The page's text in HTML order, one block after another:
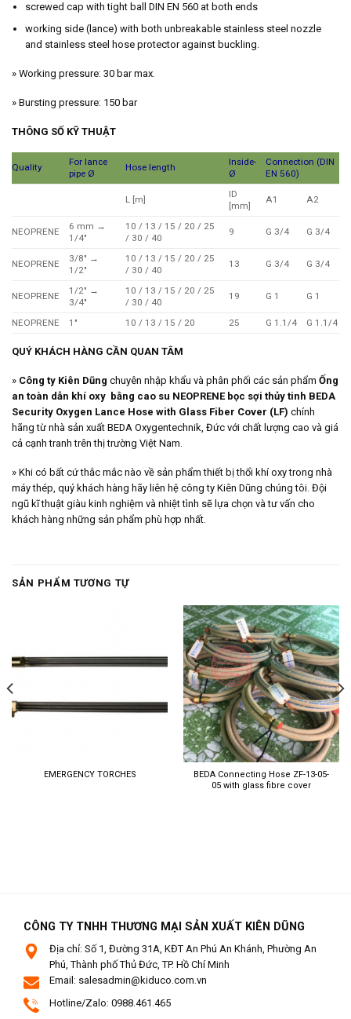
screwed cap with tight ball DIN EN 560 at both ends
working side (lance) with both unbreakable stainless steel nozzle
and stainless steel hose protector against buckling.
» Working pressure: 30 bar max.
» Bursting pressure: 150 bar
THÔNG SỐ KỸ THUẬT
Quality
For lance
pipe Ø
Hose length
Inside-
Ø
Connection (DIN
EN 560)
L [m]
ID
[mm]
A1 A2
NEOPRENE
6 mm →
1/4″
10 / 13 / 15 / 20 / 25
/ 30 / 40
9 G 3/4 G 3/4
NEOPRENE
3/8″ →
1/2″
10 / 13 / 15 / 20 / 25
/ 30 / 40
13 G 3/4 G 3/4
NEOPRENE
1/2″ →
3/4″
10 / 13 / 15 / 20 / 25
/ 30 / 40
19 G 1 G 1
NEOPRENE 1″ 10 / 13 / 15 / 20 25 G 1.1/4 G 1.1/4
QUÝ KHÁCH HÀNG CẦN QUAN TÂM
» Công ty Kiên Dũng chuyên nhập khẩu và phân phối các sản phẩm Ống
an toàn dẫn khí oxy bằng cao su NEOPRENE bọc sợi thủy tinh BEDA
Security Oxygen Lance Hose with Glass Fiber Cover (LF) chính
hãng từ nhà sản xuất BEDA Oxygentechnik, Đức với chất lượng cao và giá
cả cạnh tranh trên thị trường Việt Nam.
» Khi có bất cứ thắc mắc nào về sản phẩm thiết bị thổi khí oxy trong nhà
máy thép, quý khách hàng hãy liên hệ công ty Kiên Dũng chúng tôi. Đội
ngũ kĩ thuật giàu kinh nghiệm và nhiệt tình sẽ lựa chọn và tư vấn cho
khách hàng những sản phẩm phù hợp nhất.
SẢN PHẨM TƯƠNG TỰ
EMERGENCY TORCHES
BEDA Connecting Hose ZF-13-05-
05 with glass fibre cover
CÔNG TY TNHH THƯƠNG MẠI SẢN XUẤT KIÊN DŨNG
Địa chỉ: Số 1, Đường 31A, KĐT An Phú An Khánh, Phường An
Phú, Thành phố Thủ Đức, TP. Hồ Chí Minh
Email: salesadmin@kiduco.com.vn
Hotline/Zalo: 0988.461.465